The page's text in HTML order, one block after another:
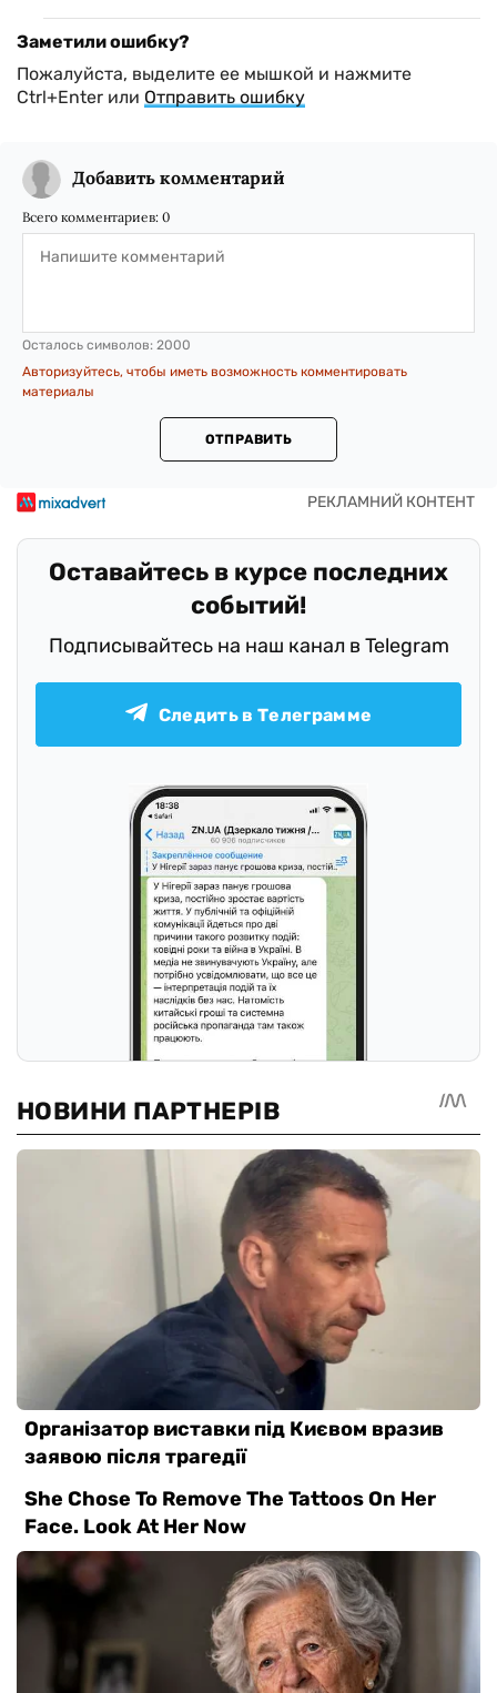
Заметили ошибку?
Пожалуйста, выделите ее мышкой и нажмите
Ctrl+Enter или Отправить ошибку
Добавить комментарий
Всего комментариев: 0
Осталось символов: 2000
Авторизуйтесь, чтобы иметь возможность комментировать
материалы
ОТПРАВИТЬ
Оставайтесь в курсе последних
событий!
Подписывайтесь на наш канал в Telegram
Следить в Телеграмме